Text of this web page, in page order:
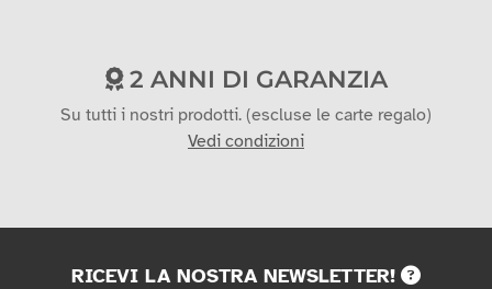
2 ANNI DI GARANZIA
Su tutti i nostri prodotti. (escluse le carte regalo)
Vedi condizioni
RICEVI LA NOSTRA NEWSLETTER!